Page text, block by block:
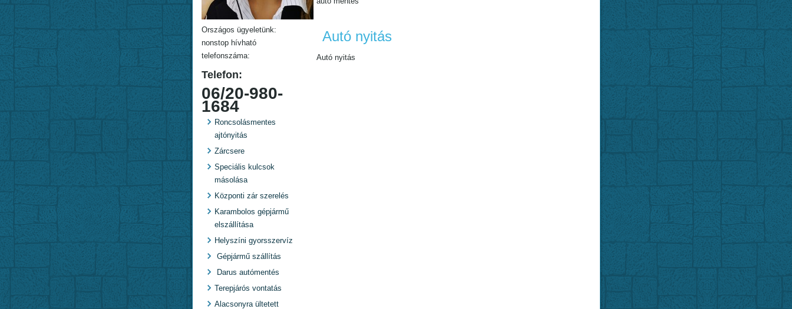
Országos ügyeletünk:
nonstop hívható
telefonszáma:
Telefon:
06/20-980-
1684
Roncsolásmentes
ajtónyitás
Zárcsere
Speciális kulcsok
másolása
Központi zár szerelés
Karambolos gépjármű
elszállítása
Helyszíni gyorsszervíz
Gépjármű szállítás
Darus autómentés
Terepjárós vontatás
Alacsonyra ültetett
Autó nyitás
Autó nyitás